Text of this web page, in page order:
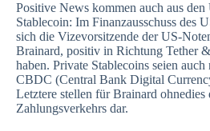
Positive News kommen auch aus
Stablecoin: Im Finanzausschuss des
sich die Vizevorsitzende der US-
Brainard, positiv in Richtung Tether
haben. Private Stablecoins seien auch
CBDC (Central Bank Digital
Letztere stellen für Brainard
Zahlungsverkehrs dar.